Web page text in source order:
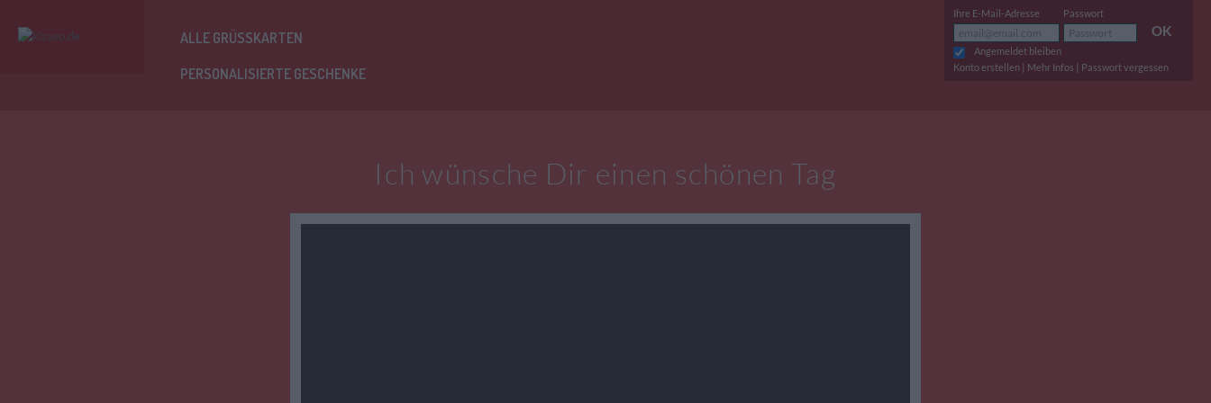
ALLE GRÜSSKARTEN
PERSONALISIERTE GESCHENKE
Ihre E-Mail-Adresse Passwort
OK
Angemeldet bleiben
Konto erstellen | Mehr Infos | Passwort vergessen
Ich wünsche Dir einen schönen Tag